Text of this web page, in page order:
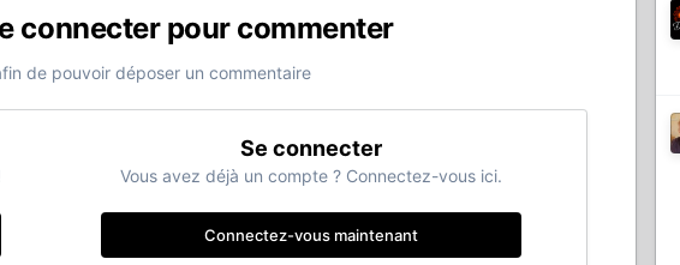
connecter pour commenter
de pouvoir déposer un commentaire
Se connecter
Vous avez déjà un compte ? Connectez-vous ici.
Connectez-vous maintenant